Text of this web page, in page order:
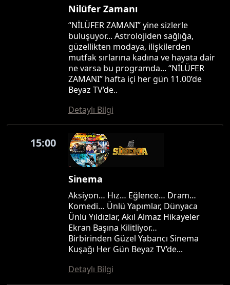
Nilüfer Zamanı
“NİLÜFER ZAMANI” yine sizlerle
buluşuyor... Astrolojiden sağlığa,
güzellikten modaya, ilişkilerden
mutfak sırlarına kadına ve hayata dair
ne varsa bu programda... “NİLÜFER
ZAMANI” hafta içi her gün 11.00’de
Beyaz TV’de..
Detaylı Bilgi
15:00
Sinema
Aksiyon… Hız… Eğlence… Dram…
Komedi… Ünlü Yapımlar, Dünyaca
Ünlü Yıldızlar, Akıl Almaz Hikayeler
Ekran Başına Kilitliyor…
Birbirinden Güzel Yabancı Sinema
Kuşağı Her Gün Beyaz TV’de...
Detaylı Bilgi